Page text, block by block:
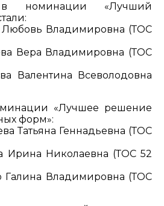
в номинации «Лучший
Любовь Владимировна (ТОС
Вера Владимировна (ТОС
Валентина Всеволодовна
«Лучшее решение
форм»:
Татьяна Геннадьевна (ТОС
Ирина Николаевна (ТОС 52
Галина Владимировна (ТОС